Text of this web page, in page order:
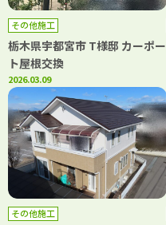
その他施工
栃木県宇都宮市 T様邸 カーポー
ト屋根交換
2026.03.09
その他施工